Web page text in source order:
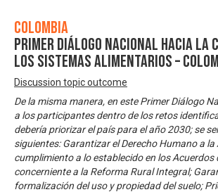
Colombia
Primer Diálogo Nacional hacia la
los Sistemas Alimentarios –
Discussion topic outcome
De la misma manera, en este Primer Diálogo
a los participantes dentro de los retos
debería priorizar el país para el año 2030; se
siguientes: Garantizar el Derecho Humano a
cumplimiento a lo establecido en los Acuerdos
concerniente a la Reforma Rural Integral;
formalización del uso y propiedad del suelo;